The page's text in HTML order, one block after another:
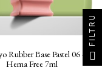
Rubber Base Pastel 06 -
Hema Free 7ml
FILTRU